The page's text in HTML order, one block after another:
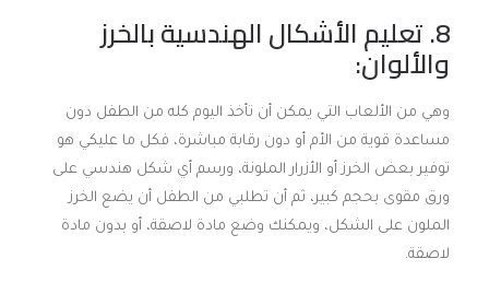
8. تعليم الأشكال الهندسية بالخرز
والألوان:
وهي من الألعاب التي يمكن أن تأخذ اليوم كله من الطفل دون
مساعدة قوية من الأم أو دون رقابة مباشرة، فكل ما عليكي هو
توفير بعض الخرز أو الأزرار الملونة، ورسم أي شكل هندسي على
ورق مقوى بحجم كبير، ثم أن تطلبي من الطفل أن يضع الخرز
الملون على الشكل، ويمكنك وضع مادة لاصقة، أو بدون مادة
لاصقة.